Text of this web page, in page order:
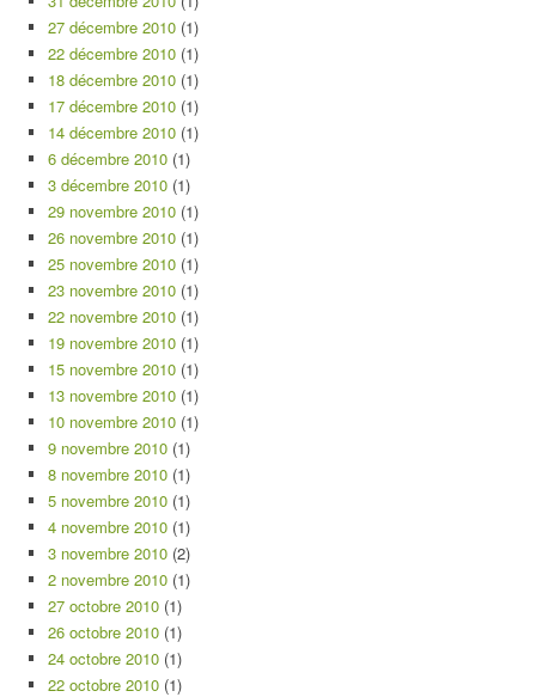
27 décembre 2010 (1)
22 décembre 2010 (1)
18 décembre 2010 (1)
17 décembre 2010 (1)
14 décembre 2010 (1)
6 décembre 2010 (1)
3 décembre 2010 (1)
29 novembre 2010 (1)
26 novembre 2010 (1)
25 novembre 2010 (1)
23 novembre 2010 (1)
22 novembre 2010 (1)
19 novembre 2010 (1)
15 novembre 2010 (1)
13 novembre 2010 (1)
10 novembre 2010 (1)
9 novembre 2010 (1)
8 novembre 2010 (1)
5 novembre 2010 (1)
4 novembre 2010 (1)
3 novembre 2010 (2)
2 novembre 2010 (1)
27 octobre 2010 (1)
26 octobre 2010 (1)
24 octobre 2010 (1)
22 octobre 2010 (1)